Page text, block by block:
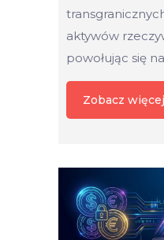
aktywów
powołując się
Zobacz więcej